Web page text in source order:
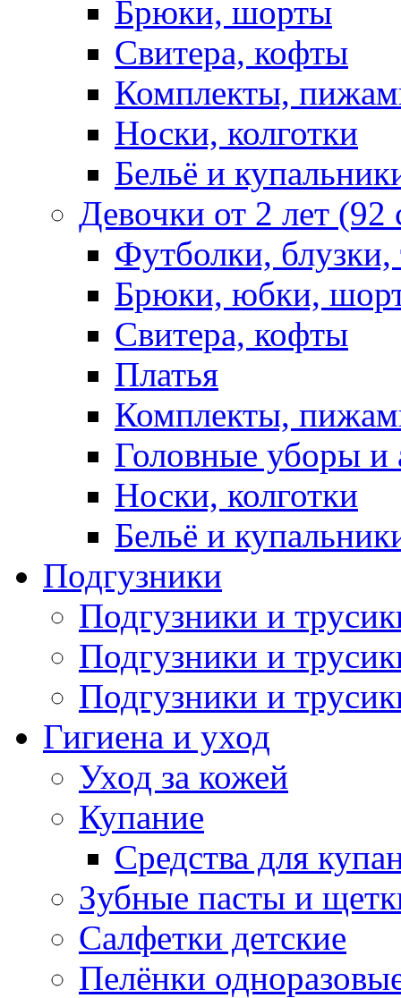
Брюки, шорты
Свитера, кофты
Комплекты,
Носки, колготки
Бельё и
Девочки от 2 лет
Футболки,
Брюки, юбки,
Свитера, кофты
Платья
Комплекты,
Головные уборы и
Носки, колготки
Бельё и
Подгузники
Подгузники и
Подгузники и
Подгузники и
Гигиена и уход
Уход за кожей
Купание
Средства для
Зубные пасты и
Салфетки детские
Пелёнки